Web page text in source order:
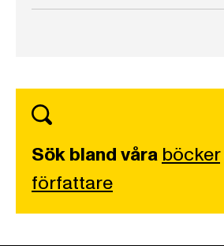
Sök bland våra böcker
författare